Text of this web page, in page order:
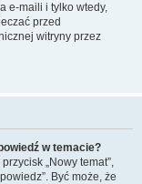
e-maili i tylko wtedy,
przed
witryny przez
w temacie?
„Nowy temat”,
Być może, że